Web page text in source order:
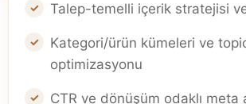
Talep-temelli içerik stratejisi
Kategori/ürün kümeleri ve
optimizasyonu
CTR ve dönüşüm odaklı meta